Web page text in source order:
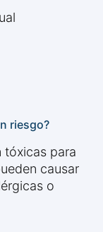
riesgo?
tóxicas para
causar
o